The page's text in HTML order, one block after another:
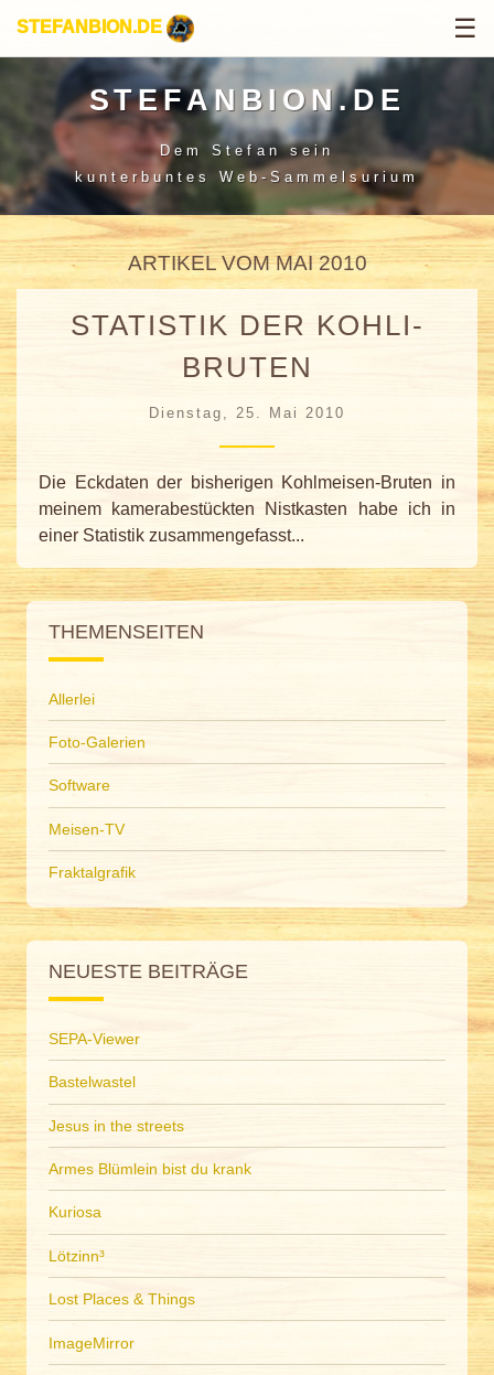
STEFANBION.DE ☰
STEFANBION.DE
Dem Stefan sein
kunterbuntes Web-Sammelsurium
ARTIKEL VOM MAI 2010
STATISTIK DER KOHLI-
BRUTEN
Dienstag, 25. Mai 2010
Die Eckdaten der bisherigen Kohlmeisen-Bruten in
meinem kamerabestückten Nistkasten habe ich in
einer Statistik zusammengefasst...
THEMENSEITEN
Allerlei
Foto-Galerien
Software
Meisen-TV
Fraktalgrafik
NEUESTE BEITRÄGE
SEPA-Viewer
Bastelwastel
Jesus in the streets
Armes Blümlein bist du krank
Kuriosa
Lötzinn³
Lost Places & Things
ImageMirror